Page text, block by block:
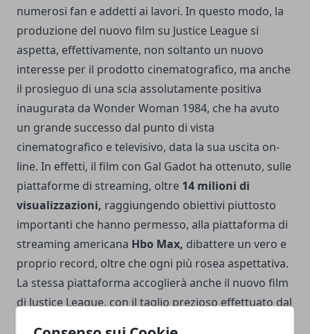
numerosi fan e addetti ai lavori. In questo modo, la
produzione del nuovo film su Justice League si
aspetta, effettivamente, non soltanto un nuovo
interesse per il prodotto cinematografico, ma anche
il prosieguo di una scia assolutamente positiva
inaugurata da Wonder Woman 1984, che ha avuto
un grande successo dal punto di vista
cinematografico e televisivo, data la sua uscita on-
line. In effetti, il film con Gal Gadot ha ottenuto, sulle
piattaforme di streaming, oltre 14 milioni di
visualizzazioni, raggiungendo obiettivi piuttosto
importanti che hanno permesso, alla piattaforma di
streaming americana Hbo Max, dibattere un vero e
proprio record, oltre che ogni più rosea aspettativa.
La stessa piattaforma accoglierà anche il nuovo film
di Justice League, con il taglio prezioso effettuato dal